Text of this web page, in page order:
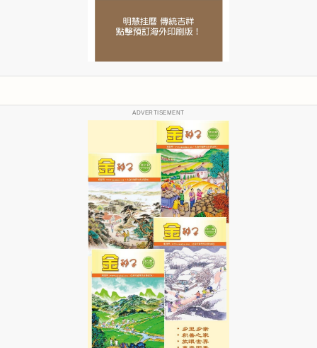
ADVERTISEMENT